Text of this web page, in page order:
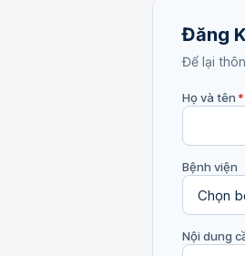
Đăng
Để lại
Họ và tên*
Bệnh viện
Nội dung